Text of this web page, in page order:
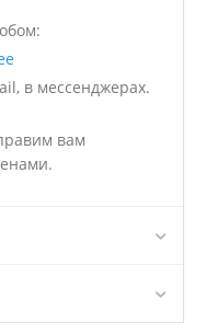
в мессенджерах.
вам